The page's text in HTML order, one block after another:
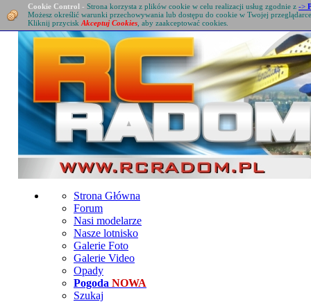
Strona Główna
Forum
Nasi modelarze
Nasze lotnisko
Galerie Foto
Galerie Video
Opady
Pogoda NOWA
Szukaj
Cookie Control - Strona korzysta z plików cookie w celu realizacji usług zgodnie z ->
Możesz określić warunki przechowywania lub dostępu do cookie w Twojej
Kliknij przycisk Akceptuj Cookies , aby zaakceptować cookies.